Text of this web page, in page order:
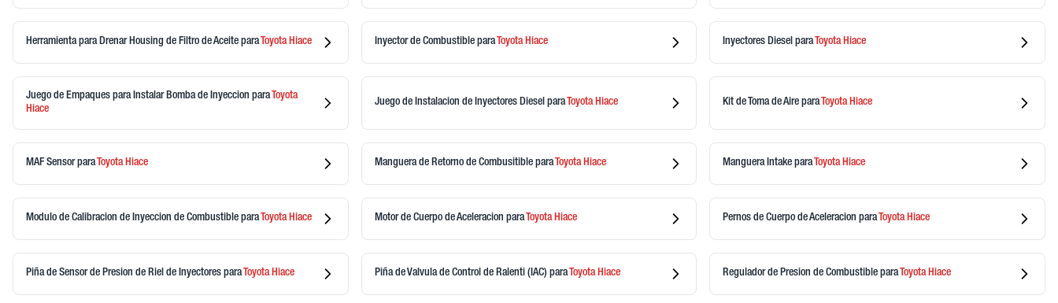
Herramienta para Drenar Housing de Filtro de Aceite para ToyotaHiace Inyector de Combustible para ToyotaHiace Inyectores Diesel para ToyotaHiace
Juego de Empaques para Instalar Bomba de Inyeccion paraToyota
Hiace
Juego de Instalacion de Inyectores Diesel para ToyotaHiace Kit de Toma de Aire para ToyotaHiace
MAF Sensor para ToyotaHiace Manguera de Retorno de Combusitible para ToyotaHiace Manguera Intake para ToyotaHiace
Modulo de Calibracion de Inyeccion de Combustible para ToyotaHiace Motor de Cuerpo de Aceleracion para ToyotaHiace Pernos de Cuerpo de Aceleracion para ToyotaHiace
Piña de Sensor de Presion de Riel de Inyectores para ToyotaHiace Piña de Valvula de Control de Ralenti (IAC) para ToyotaHiace Regulador de Presion de Combustible para ToyotaHiace